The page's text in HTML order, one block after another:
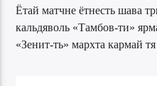
Ётай матчне ётнесть шава
кальдяволь «Тамбов-ти»
«Зенит-ть» мархта кармай